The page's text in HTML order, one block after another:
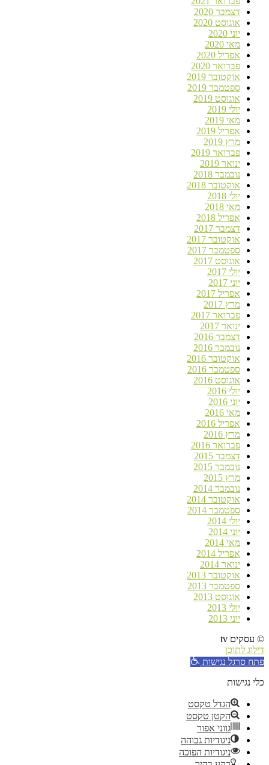
דצמבר 2020
אוגוסט 2020
יוני 2020
מאי 2020
אפריל 2020
פברואר 2020
אוקטובר 2019
ספטמבר 2019
אוגוסט 2019
יולי 2019
מאי 2019
אפריל 2019
מרץ 2019
פברואר 2019
ינואר 2019
נובמבר 2018
אוקטובר 2018
יולי 2018
מאי 2018
אפריל 2018
דצמבר 2017
אוקטובר 2017
ספטמבר 2017
אוגוסט 2017
יולי 2017
יוני 2017
אפריל 2017
מרץ 2017
פברואר 2017
ינואר 2017
דצמבר 2016
נובמבר 2016
אוקטובר 2016
ספטמבר 2016
אוגוסט 2016
יולי 2016
יוני 2016
מאי 2016
אפריל 2016
מרץ 2016
פברואר 2016
דצמבר 2015
נובמבר 2015
מרץ 2015
נובמבר 2014
אוקטובר 2014
ספטמבר 2014
יולי 2014
יוני 2014
מאי 2014
אפריל 2014
ינואר 2014
אוקטובר 2013
ספטמבר 2013
אוגוסט 2013
יולי 2013
יוני 2013
© עסקים tv
דילוג לתוכן
פתח סרגל נגישות
כלי נגישות
הגדל טקסט
הקטן טקסט
גווני אפור
ניגודיות גבוהה
ניגודיות הפוכה